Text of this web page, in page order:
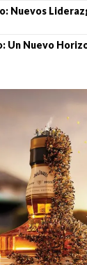
Nuevos
Un Nuevo